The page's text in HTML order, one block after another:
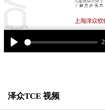
Play
泽众TCE 视频